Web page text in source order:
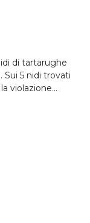
di tartarughe
Sui 5 nidi trovati
violazione…